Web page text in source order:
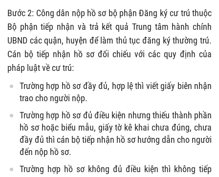
Bước 2: Công dân nộp hồ sơ bộ phận Đăng ký cư trú thuộc
Bộ phận tiếp nhận và trả kết quả Trung tâm hành chính
UBND các quận, huyện để làm thủ tục đăng ký thường trú.
Cán bộ tiếp nhận hồ sơ đối chiếu với các quy định của
pháp luật về cư trú:
Trường hợp hồ sơ đầy đủ, hợp lệ thì viết giấy biên nhận
trao cho người nộp.
Trường hợp hồ sơ đủ điều kiện nhưng thiếu thành phần
hồ sơ hoặc biểu mẫu, giấy tờ kê khai chưa đúng, chưa
đầy đủ thì cán bộ tiếp nhận hồ sơ hướng dẫn cho người
đến nộp hồ sơ.
Trường hợp hồ sơ không đủ điều kiện thì không tiếp